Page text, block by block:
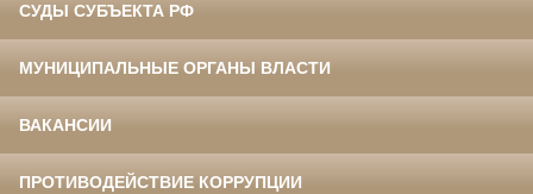
СУДЫ СУБЪЕКТА РФ
МУНИЦИПАЛЬНЫЕ ОРГАНЫ ВЛАСТИ
ВАКАНСИИ
ПРОТИВОДЕЙСТВИЕ КОРРУПЦИИ